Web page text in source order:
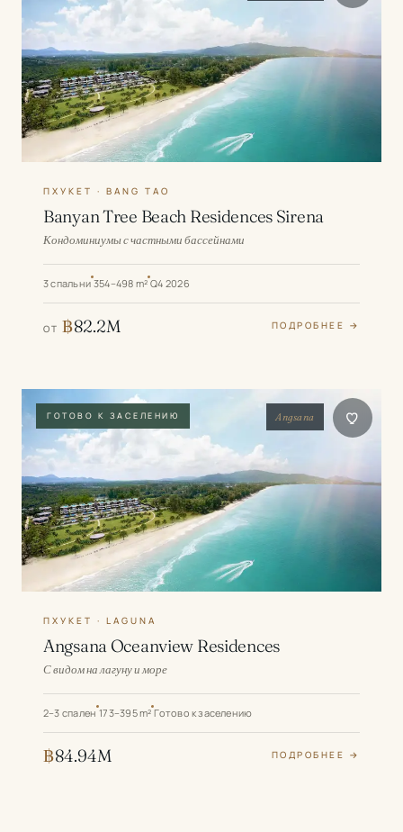
ПХУКЕТ · BANG TAO
Banyan Tree Beach Residences Sirena
Кондоминиумы с частными бассейнами
3 спальни 354–498 m² Q4 2026
ОТ ฿82.2M ПОДРОБНЕЕ →
ГОТОВО К ЗАСЕЛЕНИЮ Angsana
ПХУКЕТ · LAGUNA
Angsana Oceanview Residences
С видом на лагуну и море
2–3 спален 173–395 m² Готово к заселению
฿84.94M ПОДРОБНЕЕ →